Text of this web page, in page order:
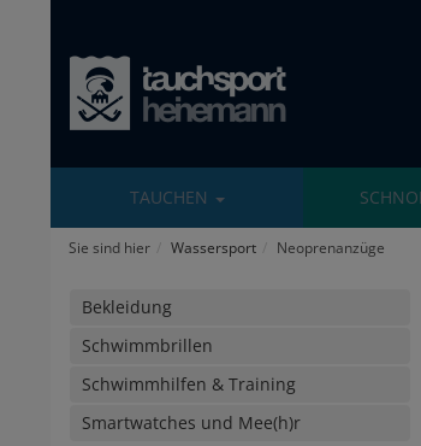
TAUCHEN
Sie sind hier Wassersport Neoprenanzüge
Bekleidung
Schwimmbrillen
Schwimmhilfen & Training
Smartwatches und Mee(h)r